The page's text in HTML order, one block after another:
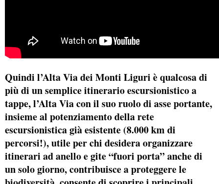
Quindi l’Alta Via dei Monti Liguri è qualcosa di
più di un semplice itinerario escursionistico a
tappe, l’Alta Via con il suo ruolo di asse portante,
insieme al potenziamento della rete
escursionistica già esistente (8.000 km di
percorsi!), utile per chi desidera organizzare
itinerari ad anello e gite “fuori porta” anche di
un solo giorno, contribuisce a proteggere le